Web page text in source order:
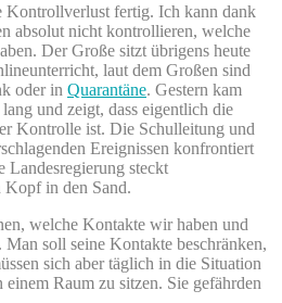
Kontrollverlust fertig. Ich kann dank
absolut nicht kontrollieren, welche
Der Große sitzt übrigens heute
laut dem Großen sind
oder in Quarantäne. Gestern kam
und zeigt, dass eigentlich die
Kontrolle ist. Die Schulleitung und
Ereignissen konfrontiert
Landesregierung steckt
Kopf in den Sand.
welche Kontakte wir haben und
soll seine Kontakte beschränken,
sich aber täglich in die Situation
Raum zu sitzen. Sie gefährden